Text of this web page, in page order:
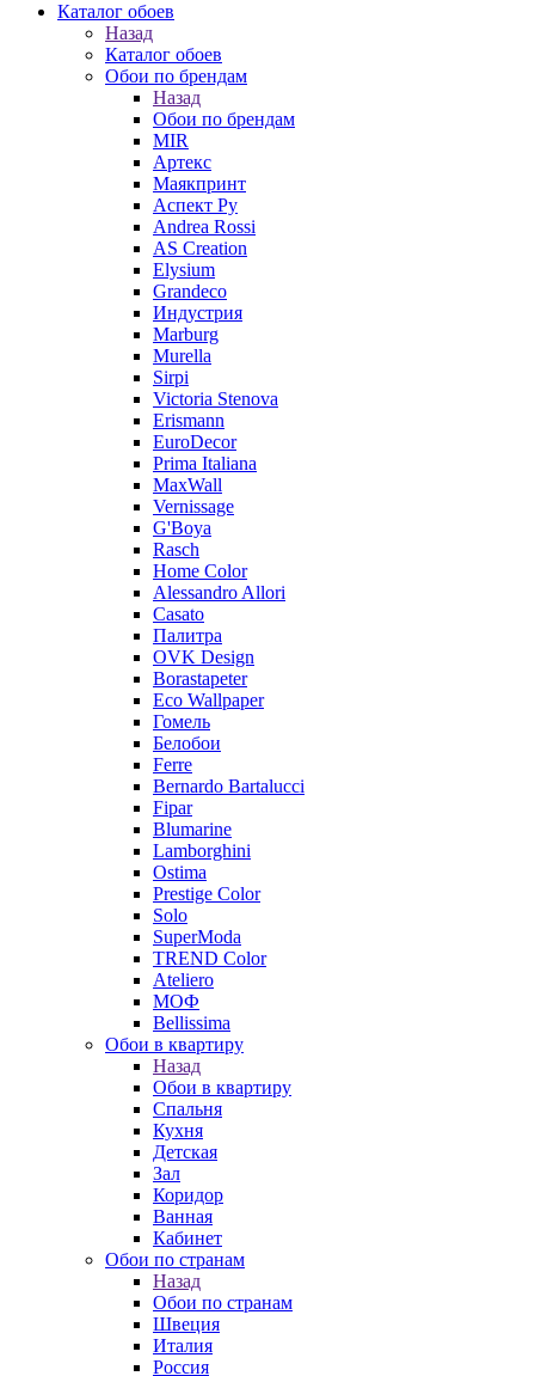
Каталог обоев
Назад
Каталог обоев
Обои по брендам
Назад
Обои по брендам
MIR
Артекс
Маякпринт
Аспект Ру
Andrea Rossi
AS Creation
Elysium
Grandeco
Индустрия
Marburg
Murella
Sirpi
Victoria Stenova
Erismann
EuroDecor
Prima Italiana
MaxWall
Vernissage
G'Boya
Rasch
Home Color
Alessandro Allori
Casato
Палитра
OVK Design
Borastapeter
Eco Wallpaper
Гомель
Белобои
Ferre
Bernardo Bartalucci
Fipar
Blumarine
Lamborghini
Ostima
Prestige Color
Solo
SuperModa
TREND Color
Ateliero
МОФ
Bellissima
Обои в квартиру
Назад
Обои в квартиру
Спальня
Кухня
Детская
Зал
Коридор
Ванная
Кабинет
Обои по странам
Назад
Обои по странам
Швеция
Италия
Россия